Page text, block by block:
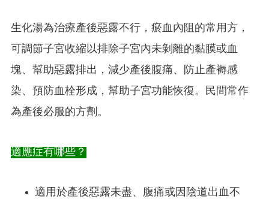
生化湯為治療產後惡露不行，瘀血內阻的常用方，
可調節子宮收縮以排除子宮內未剝離的黏膜或血
塊、幫助惡露排出，減少產後腹痛、防止產褥感
染、預防血栓形成，幫助子宮功能恢復。民間常作
為產後必服的方劑。
適應症有哪些？
適用於產後惡露未盡、腹痛或因陰道出血不